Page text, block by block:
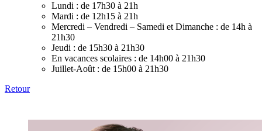
Lundi : de 17h30 à 21h
Mardi : de 12h15 à 21h
Mercredi – Vendredi – Samedi et Dimanche : de 14h à
21h30
Jeudi : de 15h30 à 21h30
En vacances scolaires : de 14h00 à 21h30
Juillet-Août : de 15h00 à 21h30
Retour